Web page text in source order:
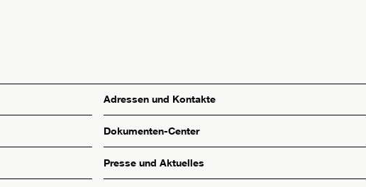
Adressen und Kontakte
Dokumenten-Center
Presse und Aktuelles